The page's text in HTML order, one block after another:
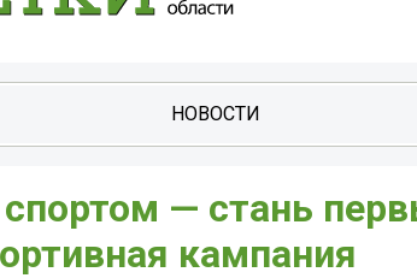
НОВОСТИ
— стань
кампания